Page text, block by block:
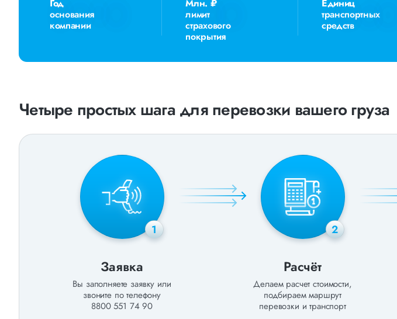
Год
основания
компании
Млн. ₽
лимит
страхового
покрытия
Единиц
транспортных
средств
Четыре простых шага для перевозки вашего груза
1
Заявка
Вы заполняете заявку или
звоните по телефону
8800 551 74 90
2
Расчёт
Делаем расчет стоимости,
подбираем маршрут
перевозки и транспорт